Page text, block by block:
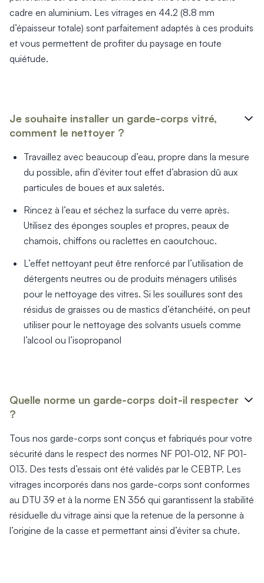
cadre en aluminium. Les vitrages en 44.2 (8.8 mm
d’épaisseur totale) sont parfaitement adaptés à ces produits
et vous permettent de profiter du paysage en toute
quiétude.
Je souhaite installer un garde-corps vitré,
comment le nettoyer ?
Travaillez avec beaucoup d’eau, propre dans la mesure
du possible, afin d’éviter tout effet d’abrasion dû aux
particules de boues et aux saletés.
Rincez à l’eau et séchez la surface du verre après.
Utilisez des éponges souples et propres, peaux de
chamois, chiffons ou raclettes en caoutchouc.
L’effet nettoyant peut être renforcé par l’utilisation de
détergents neutres ou de produits ménagers utilisés
pour le nettoyage des vitres. Si les souillures sont des
résidus de graisses ou de mastics d’étanchéité, on peut
utiliser pour le nettoyage des solvants usuels comme
l’alcool ou l’isopropanol
Quelle norme un garde-corps doit-il respecter
?
Tous nos garde-corps sont conçus et fabriqués pour votre
sécurité dans le respect des normes NF P01-012, NF P01-
013. Des tests d’essais ont été validés par le CEBTP. Les
vitrages incorporés dans nos garde-corps sont conformes
au DTU 39 et à la norme EN 356 qui garantissent la stabilité
résiduelle du vitrage ainsi que la retenue de la personne à
l’origine de la casse et permettant ainsi d’éviter sa chute.